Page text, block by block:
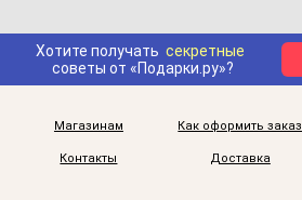
Хотите получать секретные
советы от «Подарки.ру»?
Магазинам Как оформить заказ
Контакты Доставка